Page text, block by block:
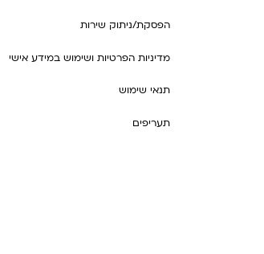
הפסקת/ניתוק שירות
מדיניות הפרטיות ושימוש במידע אישי
תנאי שימוש
תעריפים